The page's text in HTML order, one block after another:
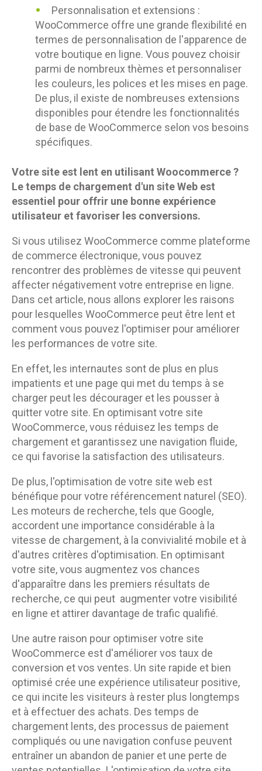
Personnalisation et extensions :
WooCommerce offre une grande flexibilité en
termes de personnalisation de l'apparence de
votre boutique en ligne. Vous pouvez choisir
parmi de nombreux thèmes et personnaliser
les couleurs, les polices et les mises en page.
De plus, il existe de nombreuses extensions
disponibles pour étendre les fonctionnalités
de base de WooCommerce selon vos besoins
spécifiques.
Votre site est lent en utilisant Woocommerce ?
Le temps de chargement d'un site Web est
essentiel pour offrir une bonne expérience
utilisateur et favoriser les conversions.
Si vous utilisez WooCommerce comme plateforme
de commerce électronique, vous pouvez
rencontrer des problèmes de vitesse qui peuvent
affecter négativement votre entreprise en ligne.
Dans cet article, nous allons explorer les raisons
pour lesquelles WooCommerce peut être lent et
comment vous pouvez l'optimiser pour améliorer
les performances de votre site.
En effet, les internautes sont de plus en plus
impatients et une page qui met du temps à se
charger peut les décourager et les pousser à
quitter votre site. En optimisant votre site
WooCommerce, vous réduisez les temps de
chargement et garantissez une navigation fluide,
ce qui favorise la satisfaction des utilisateurs.
De plus, l'optimisation de votre site web est
bénéfique pour votre référencement naturel (SEO).
Les moteurs de recherche, tels que Google,
accordent une importance considérable à la
vitesse de chargement, à la convivialité mobile et à
d'autres critères d'optimisation. En optimisant
votre site, vous augmentez vos chances
d'apparaître dans les premiers résultats de
recherche, ce qui peut augmenter votre visibilité
en ligne et attirer davantage de trafic qualifié.
Une autre raison pour optimiser votre site
WooCommerce est d'améliorer vos taux de
conversion et vos ventes. Un site rapide et bien
optimisé crée une expérience utilisateur positive,
ce qui incite les visiteurs à rester plus longtemps
et à effectuer des achats. Des temps de
chargement lents, des processus de paiement
compliqués ou une navigation confuse peuvent
entraîner un abandon de panier et une perte de